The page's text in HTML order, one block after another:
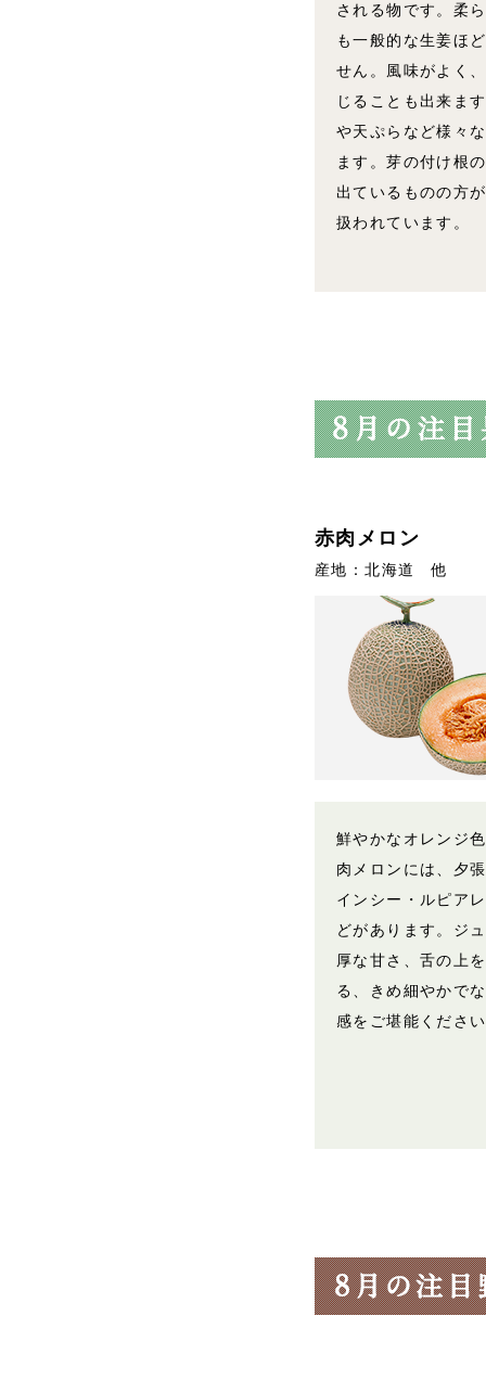
される物です。柔
も一般的な生姜ほ
せん。風味がよく
じることも出来ま
や天ぷらなど様々
ます。芽の付け根
出ているものの方
扱われています。
赤肉メロン
産地：北海道 他
鮮やかなオレンジ
肉メロンには、夕
インシー・ルピア
どがあります。ジ
厚な甘さ、舌の上
る、きめ細やかで
感をご堪能くださ